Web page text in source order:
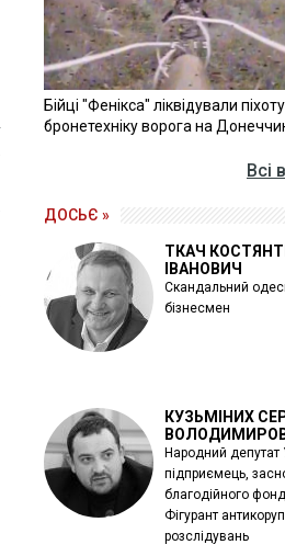
Бійці "Фенікса" ліквідували
бронетехніку ворога на
Всі
ДОСЬЄ »
ТКАЧ
ІВАНОВИЧ
Скандальний
бізнесмен
КУЗЬМІНИХ
Народний депутат
підприємець,
благодійного
Фігурант
розслідувань